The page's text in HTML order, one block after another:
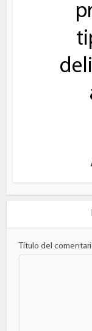
Título del